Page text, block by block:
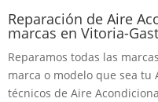
Reparación de Aire
marcas en Vitoria-
Reparamos todas las
marca o modelo que sea tu
técnicos de Aire